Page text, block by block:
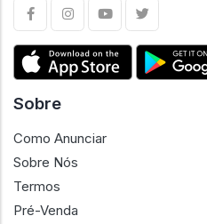
Sobre
Como Anunciar
Sobre Nós
Termos
Pré-Venda